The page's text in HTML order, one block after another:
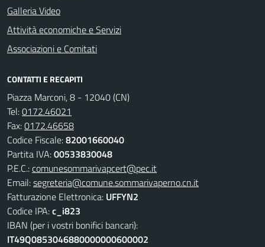
Galleria Video
Attività economiche e Servizi
Associazioni e Comitati
CONTATTI E RECAPITI
Piazza Marconi, 8 - 12040 (CN)
Tel:0172.46021
Fax:0172.46658
Codice Fiscale:82001660040
Partita IVA:00533830048
P.E.C.:comunesommarivapcert@pec.it
Email:segreteria@comune.sommarivaperno.cn.it
Fatturazione Elettronica: UFFYN2
Codice IPA:c_i823
IBAN (per i vostri bonifici bancari):
IT49Q0853046880000000600002